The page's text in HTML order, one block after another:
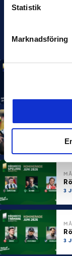
Statistik
Marknadsföring
10
3
3